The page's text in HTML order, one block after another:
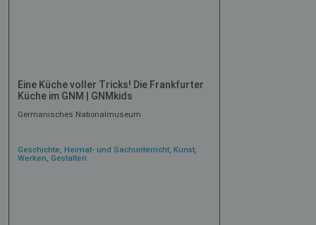
Eine Küche voller Tricks! Die Frankfurter
Küche im GNM | GNMkids
Germanisches Nationalmuseum
Geschichte, Heimat- und Sachunterricht, Kunst,
Werken, Gestalten